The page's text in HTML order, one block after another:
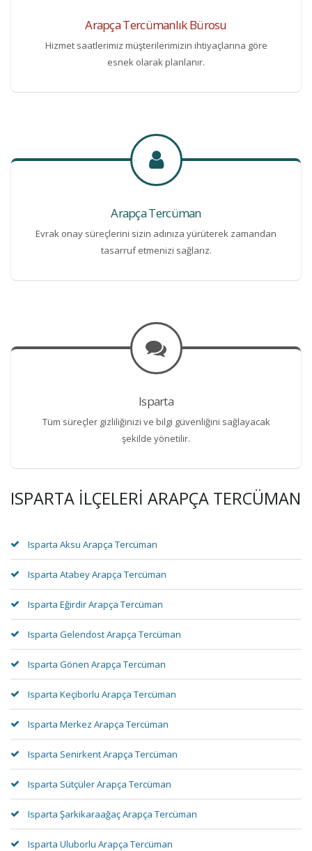
Arapça Tercümanlık Bürosu
Hizmet saatlerimiz müşterilerimizin ihtiyaçlarına göre
esnek olarak planlanır.
Arapça Tercüman
Evrak onay süreçlerini sizin adınıza yürüterek zamandan
tasarruf etmenizi sağlarız.
Isparta
Tüm süreçler gizliliğinizi ve bilgi güvenliğini sağlayacak
şekilde yönetilir.
ISPARTA İLÇELERI ARAPÇA TERCÜMAN
Isparta Aksu Arapça Tercüman
Isparta Atabey Arapça Tercüman
Isparta Eğirdir Arapça Tercüman
Isparta Gelendost Arapça Tercüman
Isparta Gönen Arapça Tercüman
Isparta Keçiborlu Arapça Tercüman
Isparta Merkez Arapça Tercüman
Isparta Senirkent Arapça Tercüman
Isparta Sütçüler Arapça Tercüman
Isparta Şarkikaraağaç Arapça Tercüman
Isparta Uluborlu Arapça Tercüman